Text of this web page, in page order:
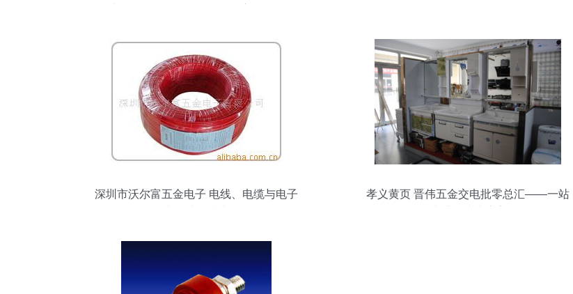
深圳市沃尔富五金电子 电线、电缆与电子
孝义黄页 晋伟五金交电批零总汇——一站